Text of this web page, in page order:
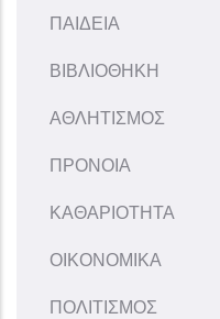
ΠΑΙΔΕΙΑ
ΒΙΒΛΙΟΘΗΚΗ
ΑΘΛΗΤΙΣΜΟΣ
ΠΡΟΝΟΙΑ
ΚΑΘΑΡΙΟΤΗΤΑ
ΟΙΚΟΝΟΜΙΚΑ
ΠΟΛΙΤΙΣΜΟΣ